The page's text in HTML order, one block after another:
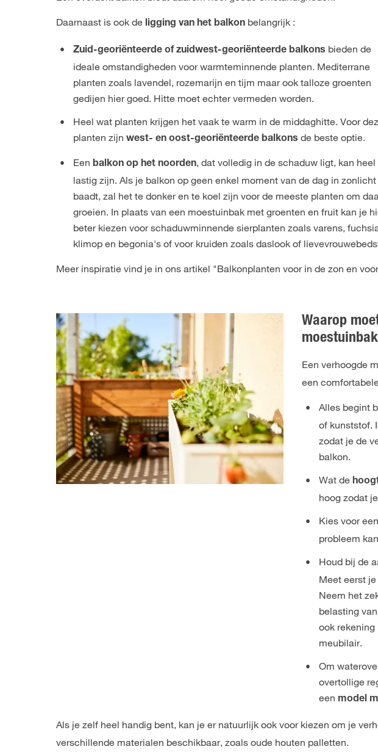
Daarnaast is ook de ligging van het balkon belangrijk :
Zuid-georiënteerde of zuidwest-georiënteerde balkons bieden de
ideale omstandigheden voor warmteminnende planten. Mediterrane
planten zoals lavendel, rozemarijn en tijm maar ook talloze groenten
gedijen hier goed. Hitte moet echter vermeden worden.
Heel wat planten krijgen het vaak te warm in de middaghitte. Voor
planten zijn west- en oost-georiënteerde balkons de beste optie.
Een balkon op het noorden, dat volledig in de schaduw ligt, kan heel
lastig zijn. Als je balkon op geen enkel moment van de dag in zonlicht
baadt, zal het te donker en te koel zijn voor de meeste planten om
groeien. In plaats van een moestuinbak met groenten en fruit kan je
beter kiezen voor schaduwminnende sierplanten zoals varens,
klimop en begonia's of voor kruiden zoals daslook of
Meer inspiratie vind je in ons artikel "Balkonplanten voor in de zon en
Waarop
Een verhoogde
een
Alles begint
of kunststof.
zodat je de
balkon.
Wat de
hoog zodat
Kies voor een
probleem
Houd bij de
Meet eerst
Neem het
belasting
ook
meubilair.
Om
overtollige
een model
Als je zelf heel handig bent, kan je er natuurlijk ook voor kiezen om je
verschillende materialen beschikbaar, zoals oude houten palletten.